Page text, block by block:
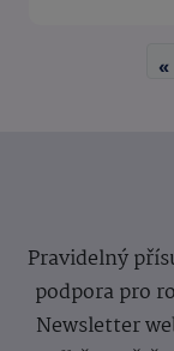
«
Pravidelný
podpora pro
Newsletter